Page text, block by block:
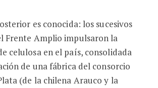
es conocida: los sucesivos
Frente Amplio impulsaron la
celulosa en el país, consolidada
de una fábrica del consorcio
(de la chilena Arauco y la